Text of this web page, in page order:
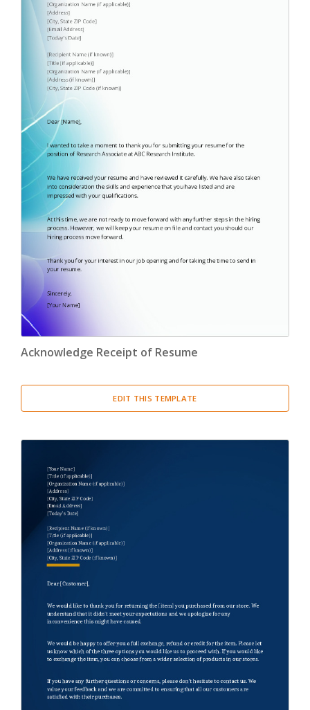
Acknowledge Receipt of Resume
EDIT THIS TEMPLATE